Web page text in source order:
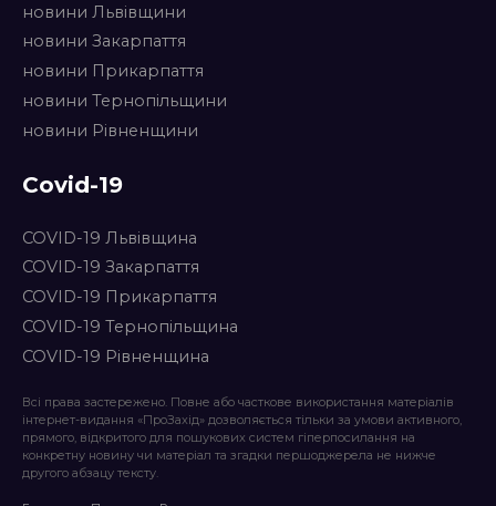
новини Львівщини
новини Закарпаття
новини Прикарпаття
новини Тернопільщини
новини Рівненщини
Covid-19
COVID-19 Львівщина
COVID-19 Закарпаття
COVID-19 Прикарпаття
COVID-19 Тернопільщина
COVID-19 Рівненщина
Всі права застережено. Повне або часткове використання матеріалів
інтернет-видання «ПроЗахід» дозволяється тільки за умови активного,
прямого, відкритого для пошукових систем гіперпосилання на
конкретну новину чи матеріал та згадки першоджерела не нижче
другого абзацу тексту.